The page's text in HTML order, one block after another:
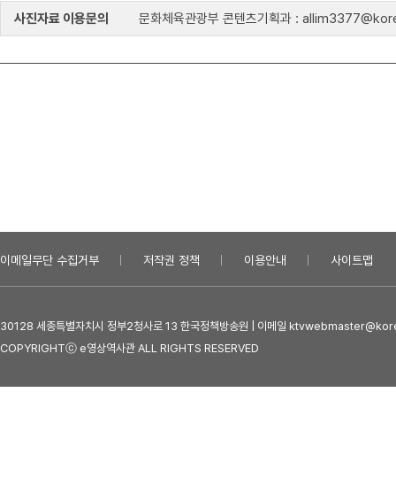
사진자료 이용문의 문화체육관광부 콘텐츠기획과 :
이메일무단 수집거부 저작권 정책 이용안내 사이트맵
30128 세종특별자치시 정부2청사로 13 한국정책방송원 | 이메일
COPYRIGHTⓒ e영상역사관 ALL RIGHTS RESERVED